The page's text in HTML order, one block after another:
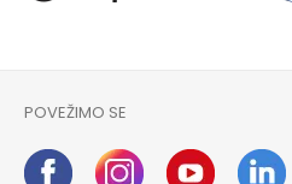
POVEŽIMO SE